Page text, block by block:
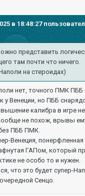
в 18:48:27
представить
там почти что ничего.
на стероидах)
нет, точного ПМК ПББ
у Венеции, но ПББ
калибра в игре
не похож, врывы
ПББ ПМК.
Венеция,
ГАПом, который
не особо то и нужен.
что это будет супер-
Сенцо.